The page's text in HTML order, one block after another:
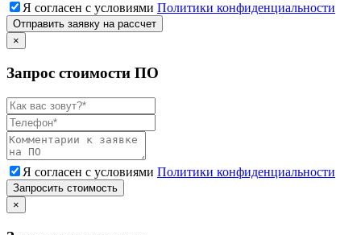
Я согласен с условиями Политики конфиденциальности
Отправить заявку на рассчет
×
Запрос стоимости ПО
Я согласен с условиями Политики конфиденциальности
Запросить стоимость
×